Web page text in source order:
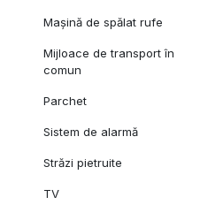
Mașină de spălat rufe
Mijloace de transport în
comun
Parchet
Sistem de alarmă
Străzi pietruite
TV